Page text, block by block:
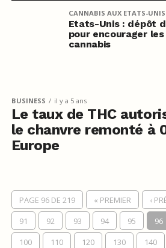
CANNABIS AUX ETATS-UNIS
Etats-Unis : dépôt
pour encourager
cannabis
BUSINESS il y a 5 ans
Le taux de THC
le chanvre remonté à
Europe
PAGE 96 DE 219 « PREMIER ‹
91
92 93 94 95 96
100
110 120 130 140